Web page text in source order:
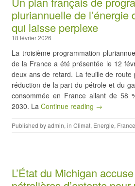
pluriannuelle de l’énergie
qui laisse perplexe
18 février 2026
La troisième programmation
de la France a été présentée le 12
deux ans de retard. La feuille de route
réduction de la part du pétrole et du
consommée en France allant de 58
2030. La Continue reading →
Published byadmin, in Climat, Energie, France
L’État du Michigan